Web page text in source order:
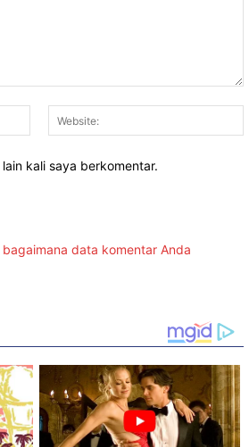
Email:*
kali saya berkomentar.
bagaimana data komentar Anda